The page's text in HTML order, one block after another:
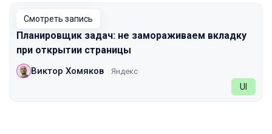
Смотреть запись
Планировщик задач: не замораживаем вкладку
при открытии страницы
Виктор Хомяков Яндекс
UI